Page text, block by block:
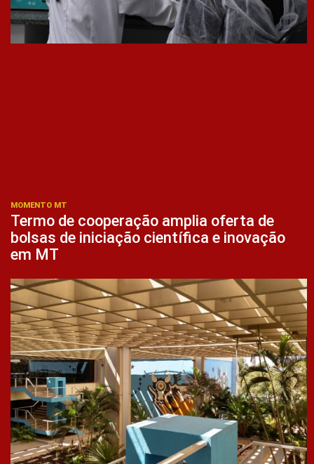
MOMENTO MT
Termo de cooperação amplia oferta de
bolsas de iniciação científica e inovação
em MT